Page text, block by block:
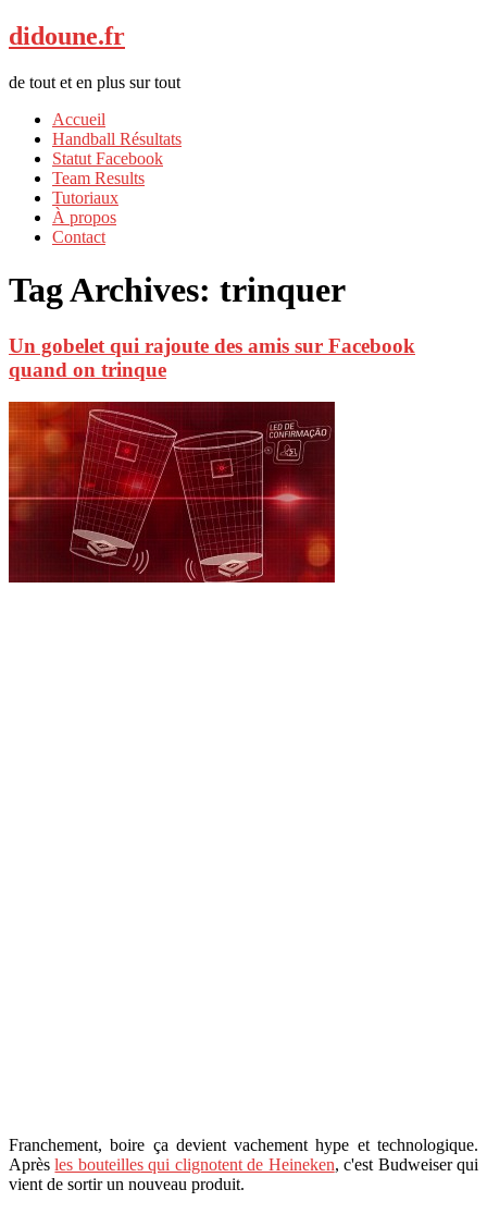
didoune.fr
de tout et en plus sur tout
Accueil
Handball Résultats
Statut Facebook
Team Results
Tutoriaux
À propos
Contact
Tag Archives: trinquer
Un gobelet qui rajoute des amis sur Facebook
quand on trinque
Franchement, boire ça devient vachement hype et technologique.
Aprèsles bouteilles qui clignotent de Heineken, c'est Budweiser qui
vient de sortir un nouveau produit.